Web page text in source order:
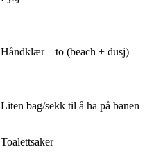
Håndklær – to (beach + dusj)
Liten bag/sekk til å ha på banen
Toalettsaker